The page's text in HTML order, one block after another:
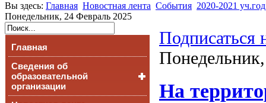
Вы здесь: Главная Новостная лента События 2020-2021 уч.год
Понедельник, 24 Февраль 2025
Главная
Сведения об
образовательной
организации
Подписаться
На